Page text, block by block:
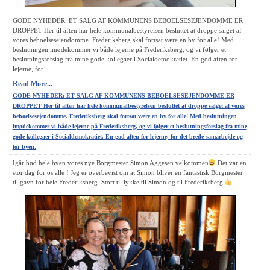
GODE NYHEDER: ET SALG AF KOMMUNENS BEBOELSESEJENDOMME ER
DROPPET Her til aften har hele kommunalbestyrelsen besluttet at droppe salget af
vores beboelsesejendomme. Frederiksberg skal fortsat være en by for alle! Med
beslutningen imødekommer vi både lejerne på Frederiksberg, og vi følger et
beslutningsforslag fra mine gode kollegaer i Socialdemokratiet. En god aften for
lejerne, for…
Read More...
GODE NYHEDER: ET SALG AF KOMMUNENS BEBOELSESEJENDOMME ER
DROPPET Her til aften har hele kommunalbestyrelsen besluttet at droppe salget af vores
beboelsesejendomme. Frederiksberg skal fortsat være en by for alle! Med beslutningen
imødekommer vi både lejerne på Frederiksberg, og vi følger et beslutningsforslag fra mine
gode kollegaer i Socialdemokratiet. En god aften for lejerne, for det brede samarbejde og
for byen.
Igår bød hele byen vores nye Borgmester Simon Aggesen velkommen
Det var en
stor dag for os alle ! Jeg er overbevist om at Simon bliver en fantastisk Borgmester
til gavn for hele Frederiksberg. Stort til lykke til Simon og til Frederiksberg